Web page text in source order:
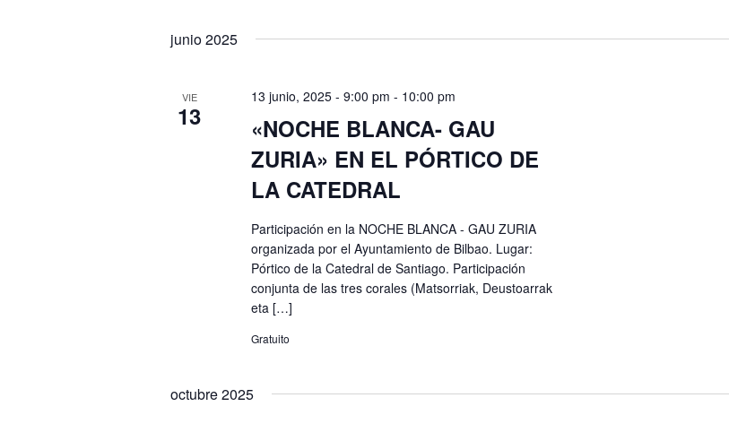
junio 2025
VIE
13
«NOCHE BLANCA- GAU
ZURIA» EN EL PÓRTICO DE
LA CATEDRAL
13 junio, 2025 - 9:00 pm - 10:00 pm
Participación en la NOCHE BLANCA - GAU ZURIA
organizada por el Ayuntamiento de Bilbao. Lugar:
Pórtico de la Catedral de Santiago. Participación
conjunta de las tres corales (Matsorriak, Deustoarrak
eta […]
Gratuito
octubre 2025